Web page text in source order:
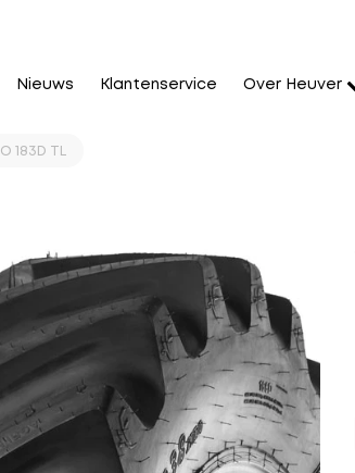
Nieuws Klantenservice Over Heuver
183D TL